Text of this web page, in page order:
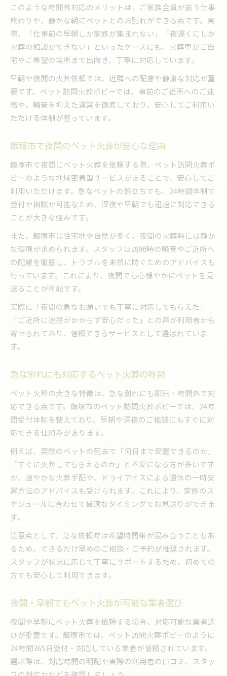
ペット訪問火葬ポピーが選ばれる信頼ポイント
突然の時もペット火葬で慌てないために
ペット火葬の緊急時対応ポイントを解説
早朝夜間のペット火葬予約手順を知っておく
ペット火葬依頼前にしておくべきこと
ペット火葬のための安置と連絡の流れ
ご家族の希望に応じた時間帯で最後のお見送り
ペット火葬で最適な見送り時間を調整する方法
ペット火葬の早朝夜間対応が家族に与える安心
ご家族の希望を叶えるペット火葬の工夫
ペット火葬で心穏やかに見送るための配慮
早朝夜間対応の安心ペット火葬の流れ解説
早朝夜間のペット火葬の一連の流れを紹介
ペット火葬は事前相談で安心して依頼できる
ペット火葬の訪問からお見送りまでの手順
ペット火葬の当日対応とご家族の心構え
トラブル回避のためのペット火葬事前チェック
このような時間外対応のメリットは、ご家族全員が揃う仕事
終わりや、静かな朝にペットとのお別れができる点です。実
際、「仕事前の早朝しか家族が集まれない」「夜遅くにしか
火葬の相談ができない」といったケースにも、火葬車がご自
宅やご希望の場所まで出向き、丁寧に対応しています。
早朝や夜間の火葬依頼では、近隣への配慮や静粛な対応が重
要です。ペット訪問火葬ポピーでは、事前のご近所へのご連
絡や、騒音を抑えた運営を徹底しており、安心してご利用い
ただける体制が整っています。
飯塚市で夜間のペット火葬が安心な理由
飯塚市で夜間にペット火葬を依頼する際、ペット訪問火葬ポ
ピーのような地域密着型サービスがあることで、安心してご
利用いただけます。急なペットの旅立ちでも、24時間体制で
受付や相談が可能なため、深夜や早朝でも迅速に対応できる
ことが大きな強みです。
また、飯塚市は住宅地や自然が多く、夜間の火葬時には静か
な環境が求められます。スタッフは訪問時の騒音やご近所へ
の配慮を徹底し、トラブルを未然に防ぐためのアドバイスも
行っています。これにより、夜間でも心穏やかにペットを見
送ることが可能です。
実際に「夜間の急なお願いでも丁寧に対応してもらえた」
「ご近所に迷惑がかからず安心だった」との声が利用者から
寄せられており、信頼できるサービスとして選ばれていま
す。
急な別れにも対応するペット火葬の特徴
ペット火葬の大きな特徴は、急な別れにも即日・時間外で対
応できる点です。飯塚市のペット訪問火葬ポピーでは、24時
間受付体制を整えており、早朝や深夜のご相談にもすぐに対
応できる仕組みがあります。
例えば、突然のペットの死去で「何日まで安置できるのか」
「すぐに火葬してもらえるのか」と不安になる方が多いです
が、速やかな火葬手配や、ドライアイスによる遺体の一時安
置方法のアドバイスも受けられます。これにより、家族のス
ケジュールに合わせて最適なタイミングでお見送りができま
す。
注意点として、急な依頼時は希望時間帯が混み合うこともあ
るため、できるだけ早めのご相談・ご予約が推奨されます。
スタッフが状況に応じて丁寧にサポートするため、初めての
方でも安心して利用できます。
夜間・早朝でもペット火葬が可能な業者選び
夜間や早朝にペット火葬を依頼する場合、対応可能な業者選
びが重要です。飯塚市では、ペット訪問火葬ポピーのように
24時間365日受付・対応している業者が信頼されています。
選ぶ際は、対応時間の明記や実際の利用者の口コミ、スタッ